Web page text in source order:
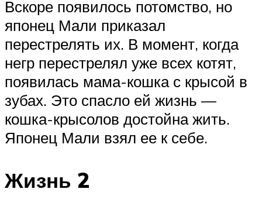
Вскоре появилось потомство, но
японец Мали приказал
перестрелять их. В момент, когда
негр перестрелял уже всех котят,
появилась мама-кошка с крысой в
зубах. Это спасло ей жизнь —
кошка-крысолов достойна жить.
Японец Мали взял ее к себе.
Жизнь 2